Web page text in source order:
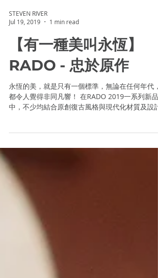
STEVEN RIVER
Jul 19, 2019
1 min read
【有一種美叫永恆】
RADO - 忠於原作
永恆的美，就是只有一個標準，無論在任何年代，
都令人覺得非同凡響！ 在RADO 2019一系列新品
元素，凸顯品牌獨特永恆的製錶風格，傳承演繹永
恆之美。 忠於原作 Tradition傳承系列 金馬自動機
械限量版腕錶...